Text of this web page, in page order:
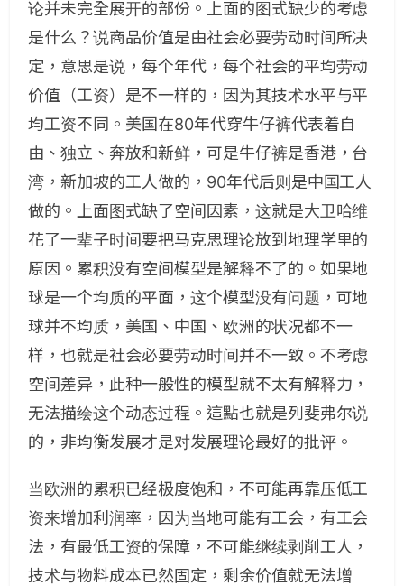
论并未完全展开的部份。上面的图式缺少的考虑
是什么？说商品价值是由社会必要劳动时间所决
定，意思是说，每个年代，每个社会的平均劳动
价值（工资）是不一样的，因为其技术水平与平
均工资不同。美国在80年代穿牛仔裤代表着自
由、独立、奔放和新鲜，可是牛仔裤是香港，台
湾，新加坡的工人做的，90年代后则是中国工人
做的。上面图式缺了空间因素，这就是大卫哈维
花了一辈子时间要把马克思理论放到地理学里的
原因。累积没有空间模型是解释不了的。如果地
球是一个均质的平面，这个模型没有问题，可地
球并不均质，美国、中国、欧洲的状况都不一
样，也就是社会必要劳动时间并不一致。不考虑
空间差异，此种一般性的模型就不太有解释力，
无法描绘这个动态过程。這點也就是列斐弗尔说
的，非均衡发展才是对发展理论最好的批评。
当欧洲的累积已经极度饱和，不可能再靠压低工
资来增加利润率，因为当地可能有工会，有工会
法，有最低工资的保障，不可能继续剥削工人，
技术与物料成本已然固定，剩余价值就无法增